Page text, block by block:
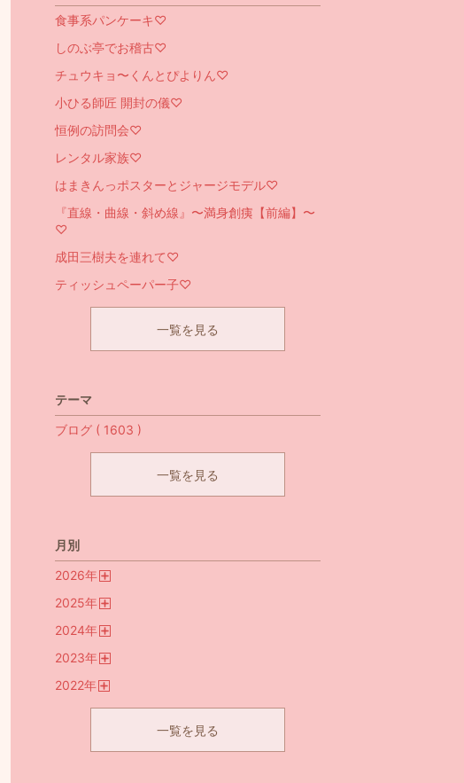
食事系パンケーキ♡
しのぶ亭でお稽古♡
チュウキョ〜くんとぴよりん♡
小ひる師匠 開封の儀♡
恒例の訪問会♡
レンタル家族♡
はまきんっポスターとジャージモデル♡
『直線・曲線・斜め線』〜満身創痍【前編】〜
♡
成田三樹夫を連れて♡
ティッシュペーパー子♡
一覧を見る
テーマ
ブログ ( 1603 )
一覧を見る
月別
2026年
2025年
2024年
2023年
2022年
一覧を見る